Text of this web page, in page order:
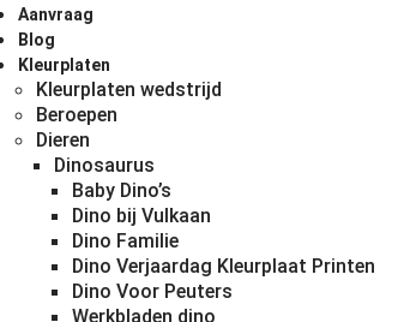
Aanvraag
Blog
Kleurplaten
Kleurplaten wedstrijd
Beroepen
Dieren
Dinosaurus
Baby Dino’s
Dino bij Vulkaan
Dino Familie
Dino Verjaardag Kleurplaat Printen
Dino Voor Peuters
Werkbladen dino